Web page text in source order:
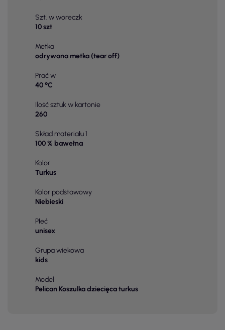
Szt. w woreczk
10 szt
Metka
odrywana metka (tear off)
Prać w
40 °C
Ilość sztuk w kartonie
260
Skład materiału 1
100 % bawełna
Kolor
Turkus
Kolor podstawowy
Niebieski
Płeć
unisex
Grupa wiekowa
kids
Model
Pelican Koszulka dziecięca turkus